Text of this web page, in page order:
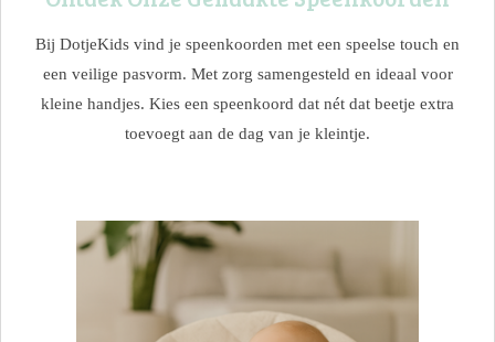
Bij DotjeKids vind je speenkoorden met een speelse touch en
een veilige pasvorm. Met zorg samengesteld en ideaal voor
kleine handjes. Kies een speenkoord dat nét dat beetje extra
toevoegt aan de dag van je kleintje.